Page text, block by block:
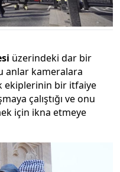
üzerindeki dar bir
anlar kameralara
ekiplerinin bir itfaiye
çalıştığı ve onu
için ikna etmeye